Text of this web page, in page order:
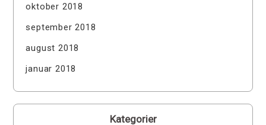
oktober 2018
september 2018
august 2018
januar 2018
Kategorier